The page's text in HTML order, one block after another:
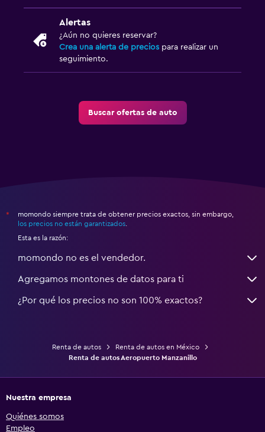
Alertas
¿Aún no quieres reservar?
Crea una alerta de precios para realizar un
seguimiento.
Buscar ofertas de auto
*
momondo siempre trata de obtener precios exactos, sin embargo,
los precios no están garantizados.
Esta es la razón:
momondo no es el vendedor.
Agregamos montones de datos para ti
¿Por qué los precios no son 100% exactos?
Renta de autos
Renta de autos en México
Renta de autos Aeropuerto Manzanillo
Nuestra empresa
Quiénes somos
Empleo